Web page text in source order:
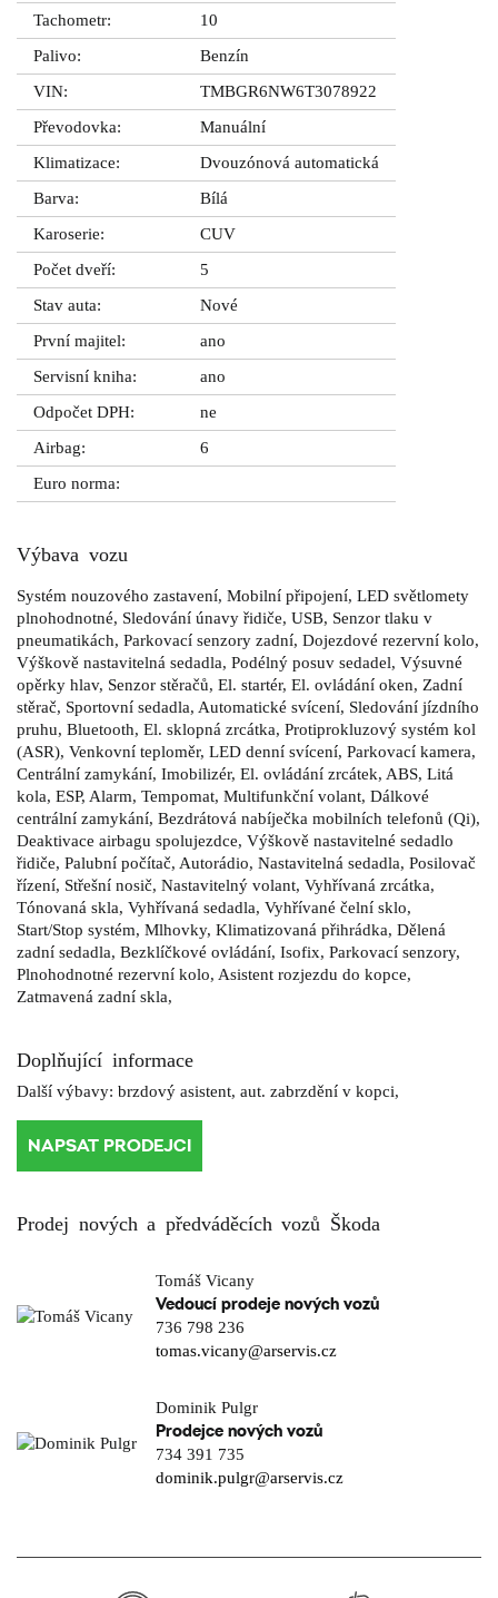
Tachometr:
10
Palivo:
Benzín
VIN:
TMBGR6NW6T3078922
Převodovka:
Manuální
Klimatizace:
Dvouzónová automatická
Barva:
Bílá
Karoserie:
CUV
Počet dveří:
5
Stav auta:
Nové
První majitel:
ano
Servisní kniha:
ano
Odpočet DPH:
ne
Airbag:
6
Euro norma:
Výbava vozu
Systém nouzového zastavení, Mobilní připojení, LED světlomety
plnohodnotné, Sledování únavy řidiče, USB, Senzor tlaku v
pneumatikách, Parkovací senzory zadní, Dojezdové rezervní kolo,
Výškově nastavitelná sedadla, Podélný posuv sedadel, Výsuvné
opěrky hlav, Senzor stěračů, El. startér, El. ovládání oken, Zadní
stěrač, Sportovní sedadla, Automatické svícení, Sledování jízdního
pruhu, Bluetooth, El. sklopná zrcátka, Protiprokluzový systém kol
(ASR), Venkovní teploměr, LED denní svícení, Parkovací kamera,
Centrální zamykání, Imobilizér, El. ovládání zrcátek, ABS, Litá
kola, ESP, Alarm, Tempomat, Multifunkční volant, Dálkové
centrální zamykání, Bezdrátová nabíječka mobilních telefonů (Qi),
Deaktivace airbagu spolujezdce, Výškově nastavitelné sedadlo
řidiče, Palubní počítač, Autorádio, Nastavitelná sedadla, Posilovač
řízení, Střešní nosič, Nastavitelný volant, Vyhřívaná zrcátka,
Tónovaná skla, Vyhřívaná sedadla, Vyhřívané čelní sklo,
Start/Stop systém, Mlhovky, Klimatizovaná přihrádka, Dělená
zadní sedadla, Bezklíčkové ovládání, Isofix, Parkovací senzory,
Plnohodnotné rezervní kolo, Asistent rozjezdu do kopce,
Zatmavená zadní skla,
Doplňující informace
Další výbavy: brzdový asistent, aut. zabrzdění v kopci,
NAPSAT PRODEJCI
Prodej nových a předváděcích vozů Škoda
Tomáš Vicany
Vedoucí prodeje nových vozů
736 798 236
tomas.vicany@arservis.cz
Dominik Pulgr
Prodejce nových vozů
734 391 735
dominik.pulgr@arservis.cz